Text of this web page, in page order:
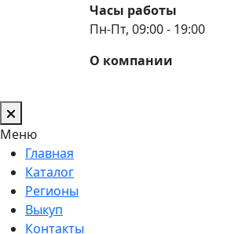
Часы работы
Пн-Пт, 09:00 - 19:00
О компании
Меню
Главная
Каталог
Регионы
Выкуп
Контакты